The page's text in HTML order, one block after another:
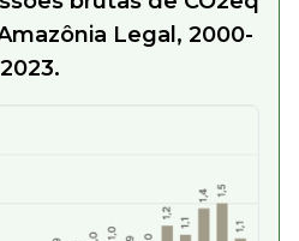
Legal, 2000-
2023.